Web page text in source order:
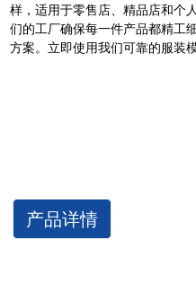
样，适用于零售店、精品店和个
们的工厂确保每一件产品都精工
方案。立即使用我们可靠的服装
产品详情